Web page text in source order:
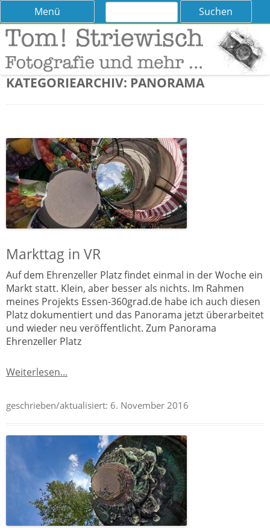
Tom! Striewisch – Fotografieren
lernen
Tipps und Tricks und Meinungen zur Fotografie
Menü
Skip
content
Suchen
KATEGORIEARCHIV: PANORAMA
Markttag in VR
Auf dem Ehrenzeller Platz findet einmal in der Woche ein
Markt statt. Klein, aber besser als nichts. Im Rahmen
meines Projekts Essen-360grad.de habe ich auch diesen
Platz dokumentiert und das Panorama jetzt überarbeitet
und wieder neu veröffentlicht. Zum Panorama
Ehrenzeller Platz
Weiterlesen...
geschrieben/aktualisiert: 6. November 2016